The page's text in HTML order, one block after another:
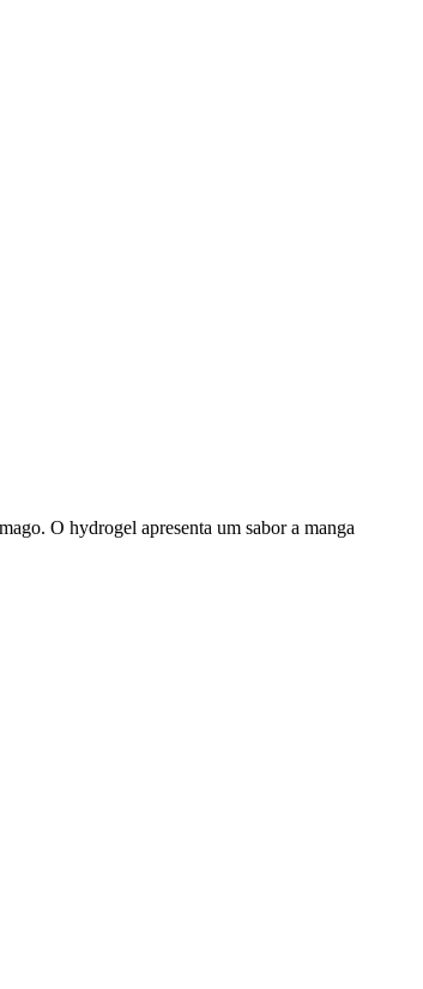
O hydrogel apresenta um sabor a manga